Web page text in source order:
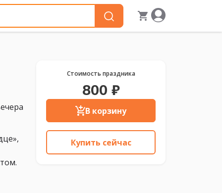
Стоимость праздника
800 ₽
В корзину
Купить сейчас